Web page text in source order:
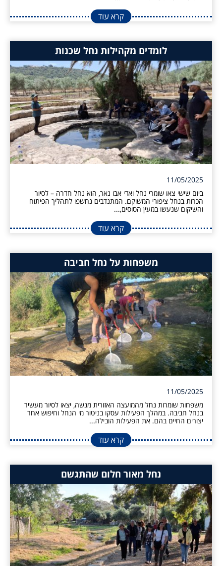
קרא עוד
לומדים מקהילות נחל שכנות
11/05/2025
ביום שישי צאו שומרי נחל ואדי אבו נאר, הוא נחל חדרה – לסיור
הכרות בנחל ציפורי המשוקם. המתנדבים נחשפו לתהליך הפיתוח
והשיקום שנעשו במעין הסוסים,...
קרא עוד
משפחות על נחל חביבה
11/05/2025
משפחות שומרות נחל מהמועצה האזורית מנשה, יצאו לסיור מעשיר
בנחל חביבה. במהלך הפעילות עסקו בניטור מי הנחל וחיפוש אחר
יצורים החיים בהם. את הפעילות הובילה...
קרא עוד
נחל מאור חלום שהתגשם